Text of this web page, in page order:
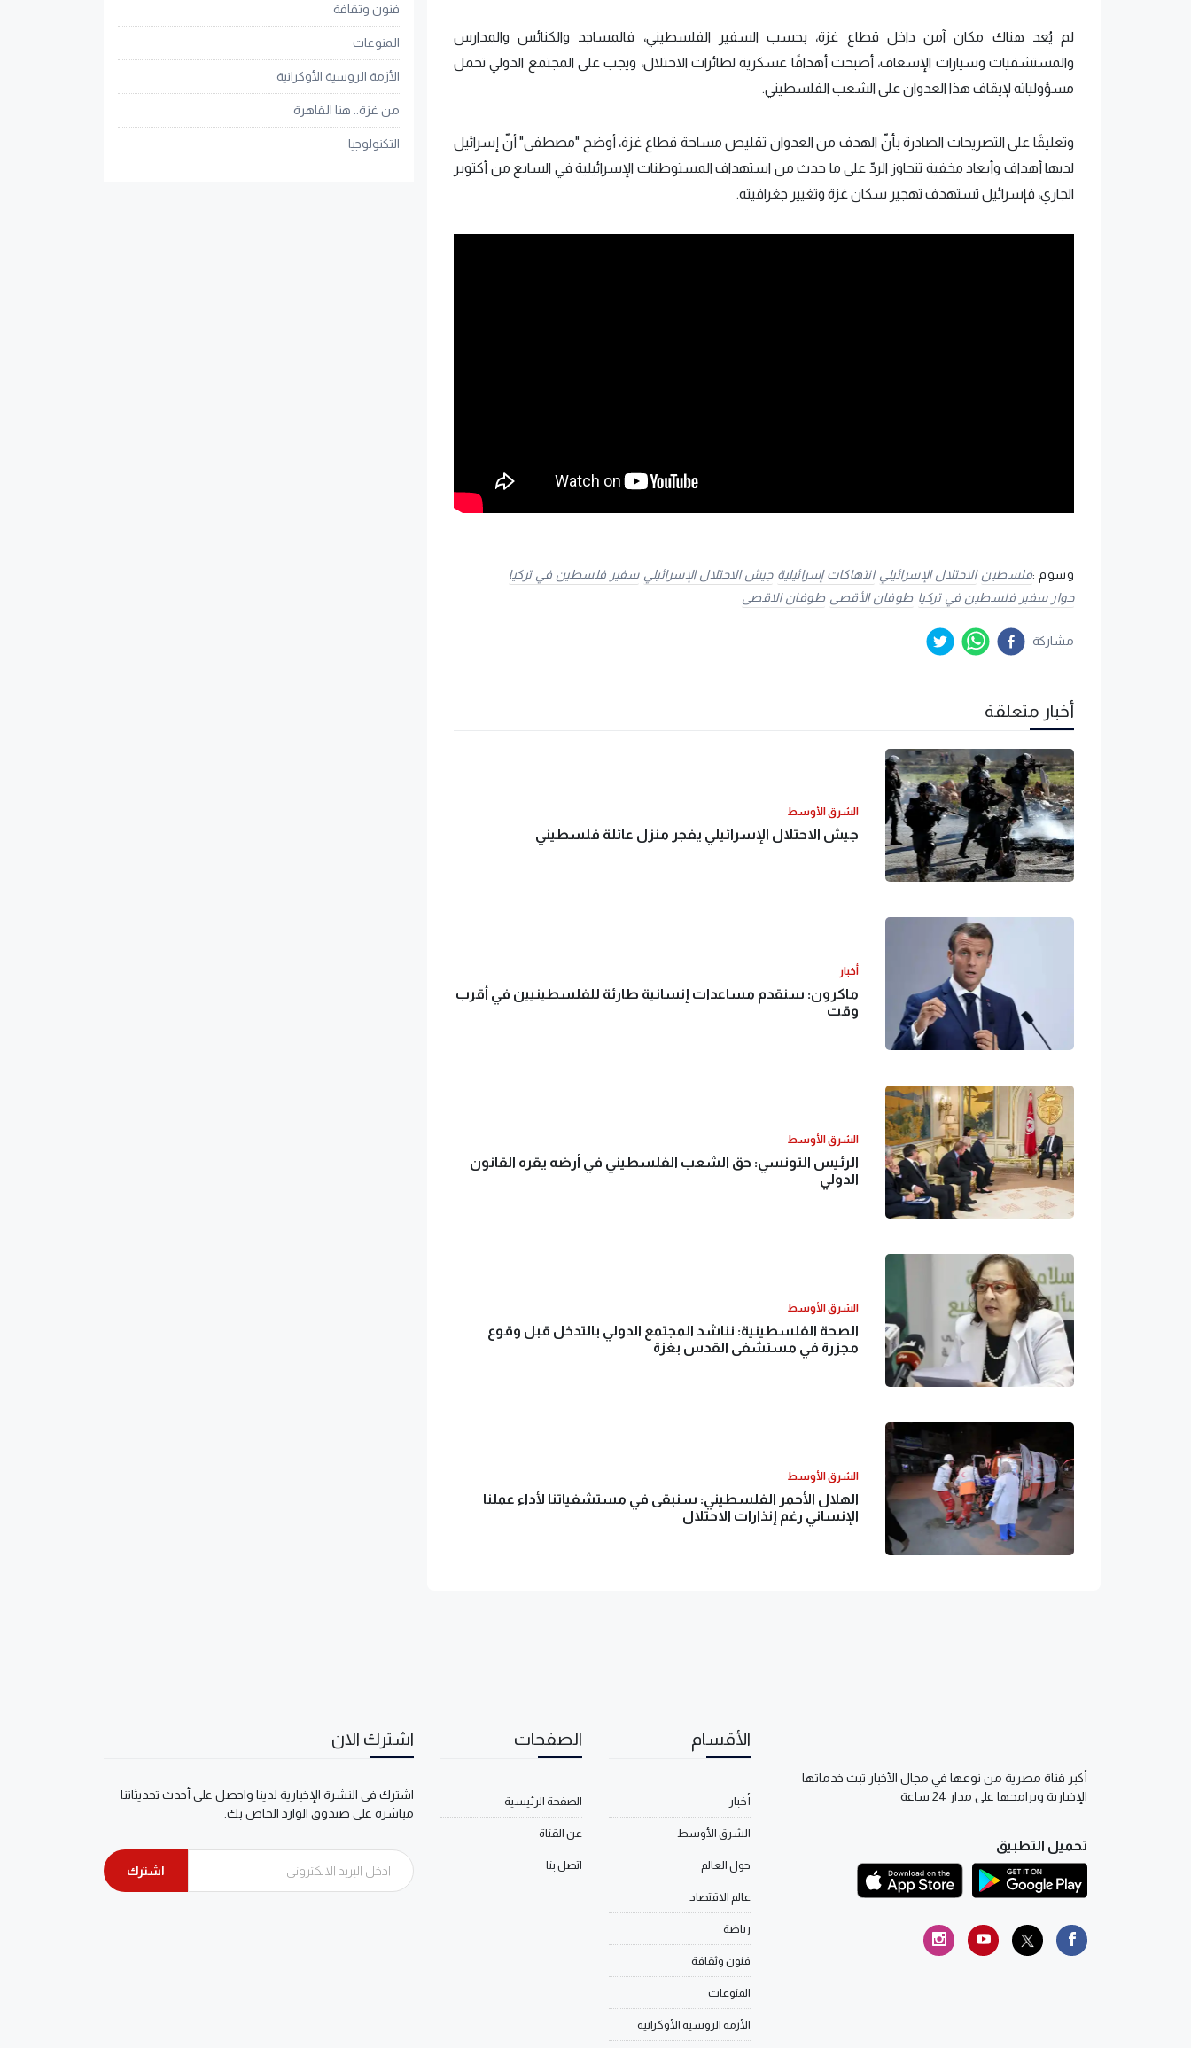
لم يُعد هناك مكان آمن داخل قطاع غزة، بحسب السفير الفلسطيني، فالمساجد والكنائس والمدارس
والمستشفيات وسيارات الإسعاف، أصبحت أهدافًا عسكرية لطائرات الاحتلال، ويجب على المجتمع الدولي تحمل
مسؤولياته لإيقاف هذا العدوان على الشعب الفلسطيني.
وتعليقًا على التصريحات الصادرة بأنّ الهدف من العدوان تقليص مساحة قطاع غزة، أوضح "مصطفى" أنّ إسرائيل
لديها أهداف وأبعاد مخفية تتجاوز الردّ على ما حدث من استهداف المستوطنات الإسرائيلية في السابع من أكتوبر
الجاري، فإسرائيل تستهدف تهجير سكان غزة وتغيير جغرافيته.
وسوم :فلسطين الاحتلال الإسرائيلي انتهاكات إسرائيلية جيش الاحتلال الإسرائيلي سفير فلسطين في تركيا
حوار سفير فلسطين في تركيا طوفان الأقصى طوفان الاقصى
مشاركة
أخبار متعلقة
الشرق الأوسط
جيش الاحتلال الإسرائيلي يفجر منزل عائلة فلسطيني
أخبار
ماكرون: سنقدم مساعدات إنسانية طارئة للفلسطينيين في أقرب
وقت
الشرق الأوسط
الرئيس التونسي: حق الشعب الفلسطيني في أرضه يقره القانون
الدولي
الشرق الأوسط
الصحة الفلسطينية: نناشد المجتمع الدولي بالتدخل قبل وقوع
مجزرة في مستشفى القدس بغزة
الشرق الأوسط
الهلال الأحمر الفلسطيني: سنبقى في مستشفياتنا لأداء عملنا
الإنساني رغم إنذارات الاحتلال
فنون وثقافة
المنوعات
الأزمة الروسية الأوكرانية
من غزة.. هنا القاهرة
التكنولوجيا
أكبر قناة مصرية من نوعها في مجال الأخبار تبث خدماتها
الإخبارية وبرامجها على مدار 24 ساعة
تحميل التطبيق
الأقسام
أخبار
الشرق الأوسط
حول العالم
عالم الاقتصاد
رياضة
فنون وثقافة
المنوعات
الأزمة الروسية الأوكرانية
الصفحات
الصفحة الرئيسية
عن القناة
اتصل بنا
اشترك الان
اشترك في النشرة الإخبارية لدينا واحصل على أحدث تحديثاتنا
مباشرة على صندوق الوارد الخاص بك.
اشترك